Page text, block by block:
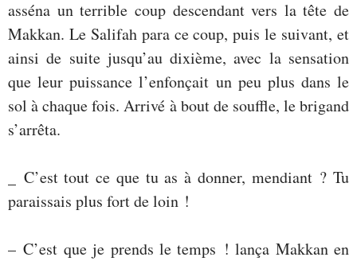
asséna un terrible coup descendant vers la tête de
Makkan. Le Salifah para ce coup, puis le suivant, et
ainsi de suite jusqu’au dixième, avec la sensation
que leur puissance l’enfonçait un peu plus dans le
sol à chaque fois. Arrivé à bout de souffle, le brigand
s’arrêta.
_ C’est tout ce que tu as à donner, mendiant ? Tu
paraissais plus fort de loin !
– C’est que je prends le temps ! lança Makkan en